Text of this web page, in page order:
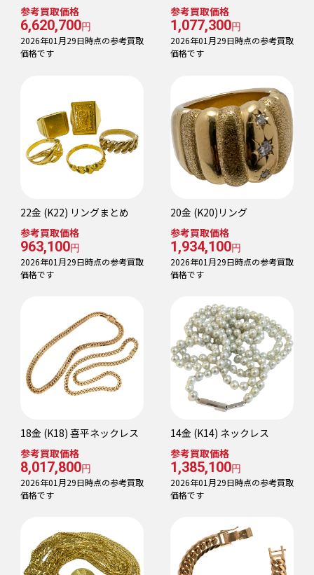
参考買取価格
6,620,700円
2026年01月29日時点の参考買取
価格です
参考買取価格
1,077,300円
2026年01月29日時点の参考買取
価格です
22金 (K22) リングまとめ
参考買取価格
963,100円
2026年01月29日時点の参考買取
価格です
20金 (K20)リング
参考買取価格
1,934,100円
2026年01月29日時点の参考買取
価格です
18金 (K18) 喜平ネックレス
参考買取価格
8,017,800円
2026年01月29日時点の参考買取
価格です
14金 (K14) ネックレス
参考買取価格
1,385,100円
2026年01月29日時点の参考買取
価格です